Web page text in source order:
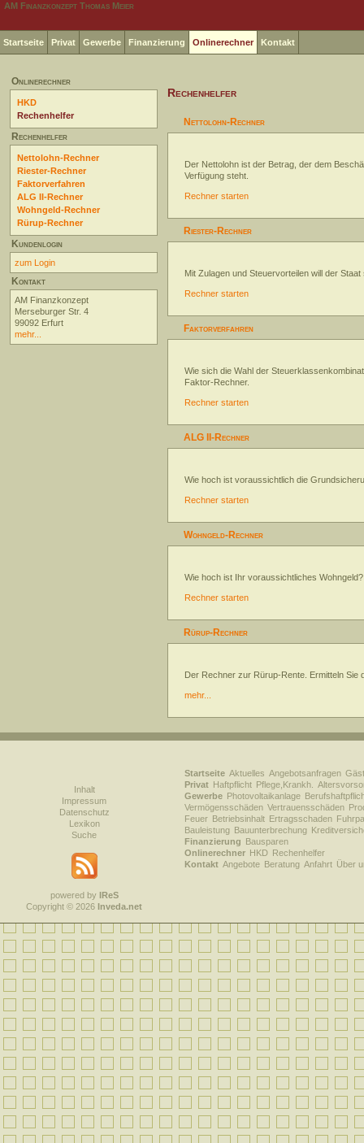
AM Finanzkonzept Thomas Meier
Startseite Privat Gewerbe Finanzierung Onlinerechner Kontakt
Onlinerechner
HKD
Rechenhelfer
Rechenhelfer
Nettolohn-Rechner
Riester-Rechner
Faktorverfahren
ALG II-Rechner
Wohngeld-Rechner
Rürup-Rechner
Kundenlogin
zum Login
Kontakt
AM Finanzkonzept
Merseburger Str. 4
99092 Erfurt
mehr...
Rechenhelfer
Nettolohn-Rechner
Der Nettolohn ist der Betrag, der dem
Verfügung steht.
Rechner starten
Riester-Rechner
Mit Zulagen und Steuervorteilen will der
Rechner starten
Faktorverfahren
Wie sich die Wahl der
Faktor-Rechner.
Rechner starten
ALG II-Rechner
Wie hoch ist voraussichtlich die
Rechner starten
Wohngeld-Rechner
Wie hoch ist Ihr voraussichtliches Wohngeld?
Rechner starten
Rürup-Rechner
Der Rechner zur Rürup-Rente. Ermitteln Sie
mehr...
Inhalt
Impressum
Datenschutz
Lexikon
Suche
powered by IReS
Copyright © 2026 Inveda.net
Startseite Aktuelles Angebotsanfragen
Privat Haftpflicht Pflege,Krankh.
Gewerbe Photovoltaikanlage
Vermögensschäden Vertrauensschäden
Feuer Betriebsinhalt Ertragsschaden
Bauleistung Bauunterbrechung
Finanzierung Bausparen
Onlinerechner HKD Rechenhelfer
Kontakt Angebote Beratung Anfahrt Über